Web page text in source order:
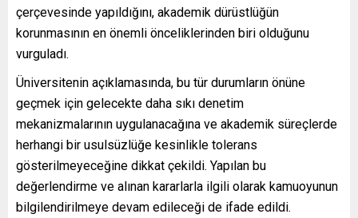
çerçevesinde yapıldığını, akademik dürüstlüğün
korunmasının en önemli önceliklerinden biri olduğunu
vurguladı.
Üniversitenin açıklamasında, bu tür durumların önüne
geçmek için gelecekte daha sıkı denetim
mekanizmalarının uygulanacağına ve akademik süreçlerde
herhangi bir usulsüzlüğe kesinlikle tolerans
gösterilmeyeceğine dikkat çekildi. Yapılan bu
değerlendirme ve alınan kararlarla ilgili olarak kamuoyunun
bilgilendirilmeye devam edileceği de ifade edildi.